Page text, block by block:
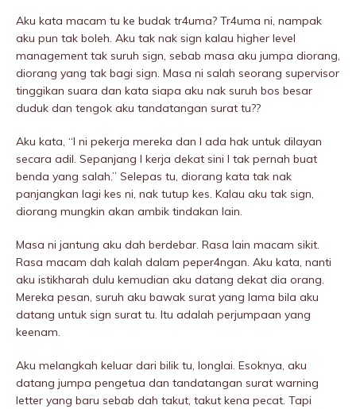
Aku kata macam tu ke budak tr4uma? Tr4uma ni, nampak
aku pun tak boleh. Aku tak nak sign kalau higher level
management tak suruh sign, sebab masa aku jumpa diorang,
diorang yang tak bagi sign. Masa ni salah seorang supervisor
tinggikan suara dan kata siapa aku nak suruh bos besar
duduk dan tengok aku tandatangan surat tu??
Aku kata, “I ni pekerja mereka dan I ada hak untuk dilayan
secara adil. Sepanjang I kerja dekat sini I tak pernah buat
benda yang salah.” Selepas tu, diorang kata tak nak
panjangkan lagi kes ni, nak tutup kes. Kalau aku tak sign,
diorang mungkin akan ambik tindakan lain.
Masa ni jantung aku dah berdebar. Rasa lain macam sikit.
Rasa macam dah kalah dalam peper4ngan. Aku kata, nanti
aku istikharah dulu kemudian aku datang dekat dia orang.
Mereka pesan, suruh aku bawak surat yang lama bila aku
datang untuk sign surat tu. Itu adalah perjumpaan yang
keenam.
Aku melangkah keluar dari bilik tu, longlai. Esoknya, aku
datang jumpa pengetua dan tandatangan surat warning
letter yang baru sebab dah takut, takut kena pecat. Tapi